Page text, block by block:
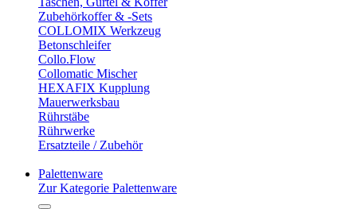
Zubehörkoffer & -Sets
COLLOMIX Werkzeug
Betonschleifer
Collo.Flow
Collomatic Mischer
HEXAFIX Kupplung
Mauerwerksbau
Rührstäbe
Rührwerke
Ersatzteile / Zubehör
Palettenware
Zur Kategorie Palettenware